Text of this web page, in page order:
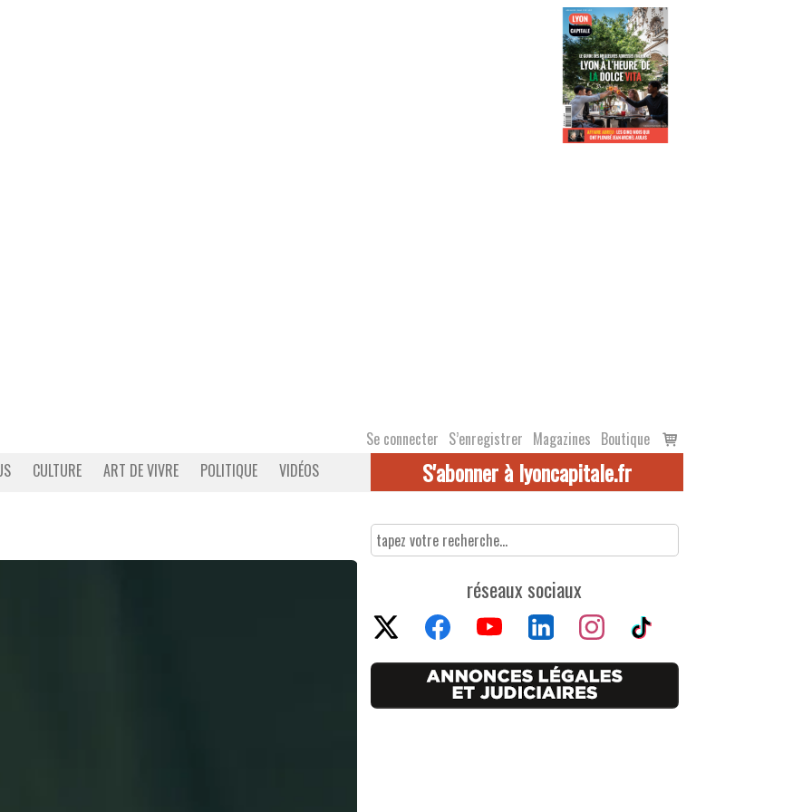
Se connecter S’enregistrer Magazines Boutique
Voir
le
CULTURE ART DE VIVRE POLITIQUE VIDÉOS S'abonner à lyoncapitale.fr
réseaux sociaux